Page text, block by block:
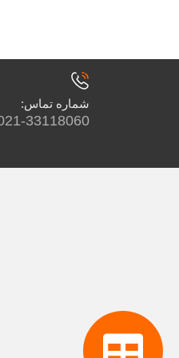
شماره تماس:
33118060